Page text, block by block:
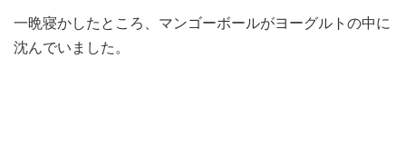
一晩寝かしたところ、マンゴーボールがヨーグルトの中に
沈んでいました。